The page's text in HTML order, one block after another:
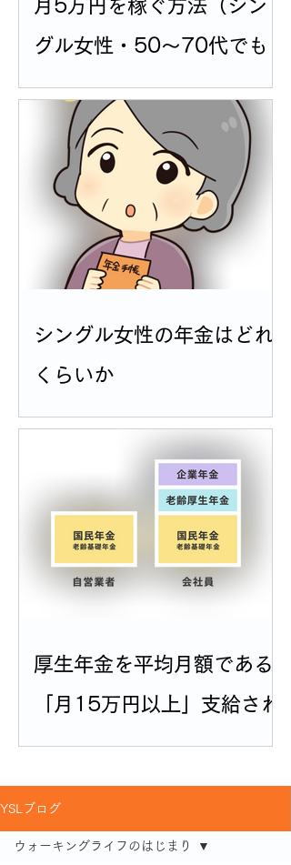
月5万円を稼ぐ方法（シン
グル女性・50〜70代でも
可能）
シングル女性の年金はどれ
くらいか
厚生年金を平均月額である
「月15万円以上」支給され
る人の割合
YSLブログ
ウォーキングライフのはじまり